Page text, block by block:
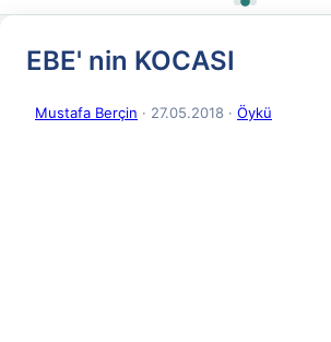
EBE' nin KOCASI
Mustafa Berçin · 27.05.2018 · Öykü